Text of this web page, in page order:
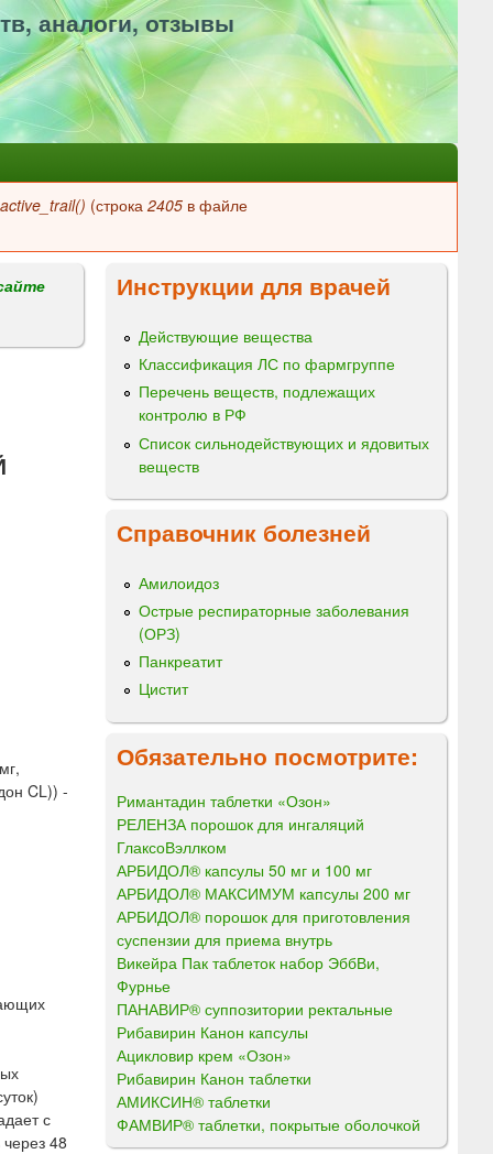
аналоги, отзывы
(строка 2405 в файле
CL)) -
с
48
Инструкции для врачей
Действующие вещества
Классификация ЛС по фармгруппе
Перечень веществ, подлежащих
контролю в РФ
Список сильнодействующих и ядовитых
веществ
Справочник болезней
Амилоидоз
Острые респираторные заболевания
(ОРЗ)
Панкреатит
Цистит
Обязательно посмотрите:
Римантадин таблетки «Озон»
РЕЛЕНЗА порошок для ингаляций
ГлаксоВэллком
АРБИДОЛ® капсулы 50 мг и 100 мг
АРБИДОЛ® МАКСИМУМ капсулы 200 мг
АРБИДОЛ® порошок для приготовления
суспензии для приема внутрь
Викейра Пак таблеток набор ЭббВи,
Фурнье
ПАНАВИР® суппозитории ректальные
Рибавирин Канон капсулы
Ацикловир крем «Озон»
Рибавирин Канон таблетки
АМИКСИН® таблетки
ФАМВИР® таблетки, покрытые оболочкой